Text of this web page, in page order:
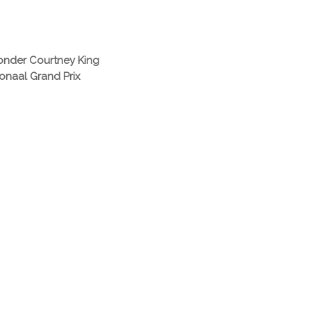
Courtney King
Grand Prix